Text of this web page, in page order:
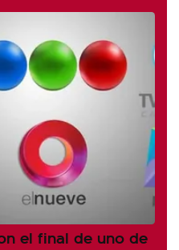
el final de uno de